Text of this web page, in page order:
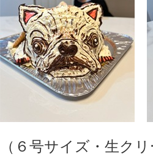
（６号サイズ・生ク